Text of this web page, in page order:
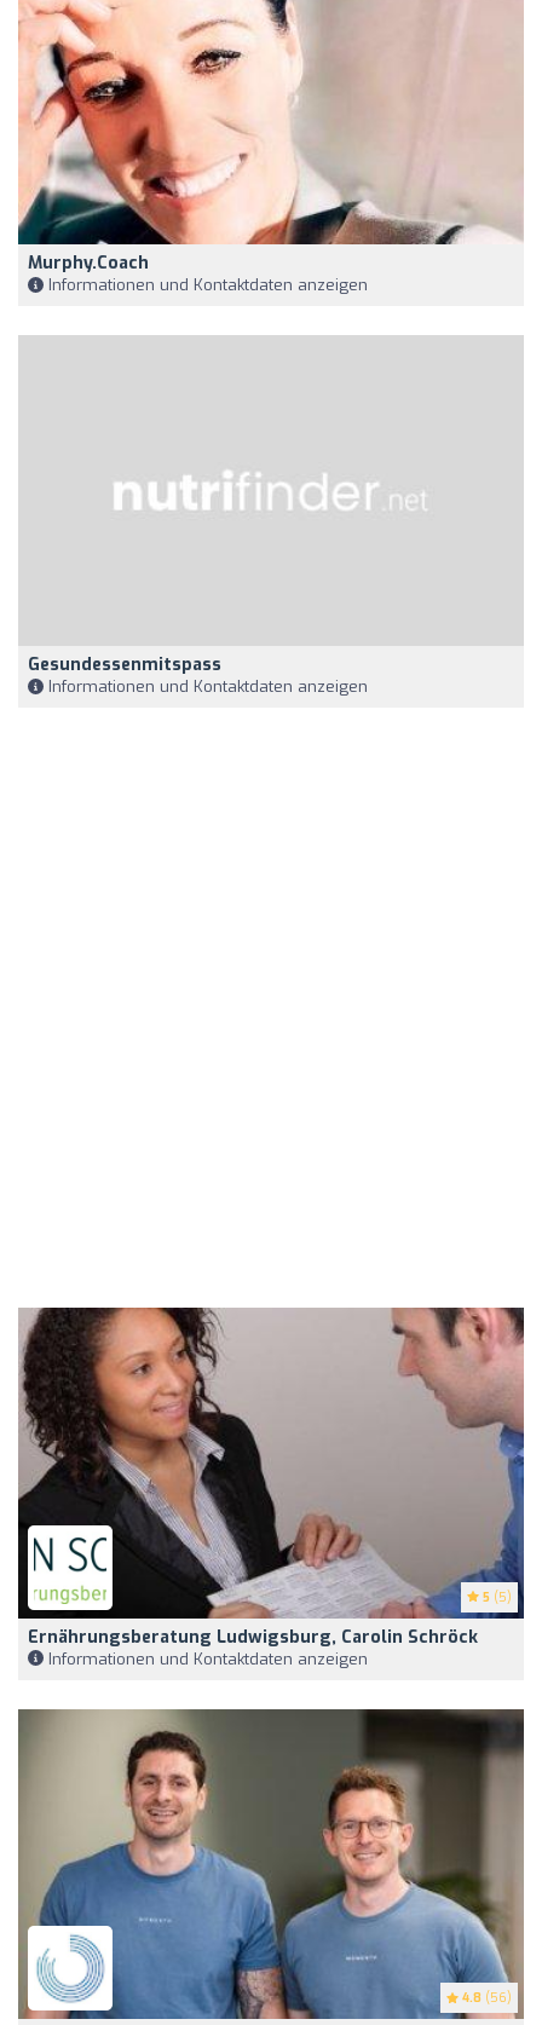
Murphy.Coach
Informationen und Kontaktdaten anzeigen
Gesundessenmitspass
Informationen und Kontaktdaten anzeigen
5 (5)
Ernährungsberatung Ludwigsburg, Carolin Schröck
Informationen und Kontaktdaten anzeigen
4.8 (56)